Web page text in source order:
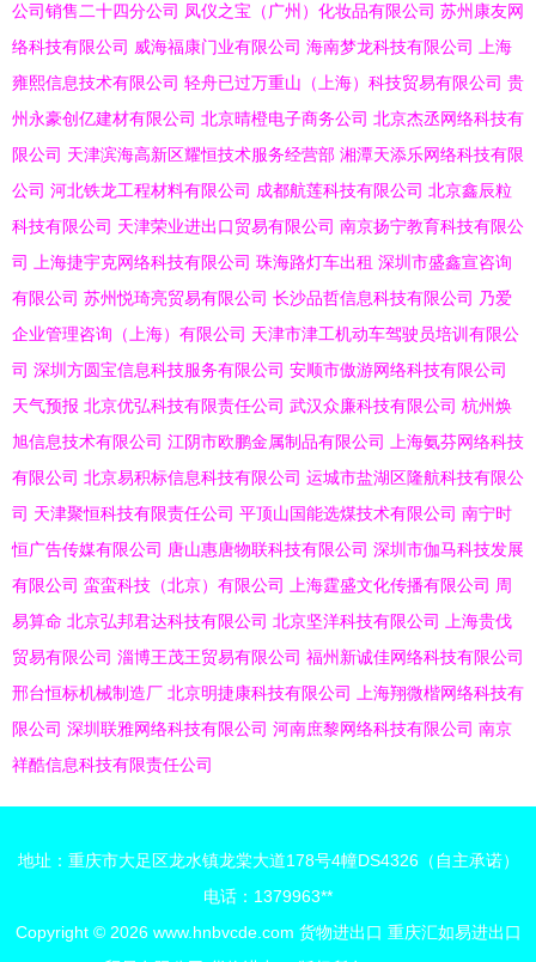
公司销售二十四分公司 凤仪之宝（广州）化妆品有限公司 苏州康友网
络科技有限公司 威海福康门业有限公司 海南梦龙科技有限公司
上海
雍熙信息技术有限公司 轻舟已过万重山（上海）科技贸易有限公司 贵
州永豪创亿建材有限公司 北京晴橙电子商务公司 北京杰丞网络科技有
限公司 天津滨海高新区耀恒技术服务经营部 湘潭天添乐网络科技有限
公司 河北铁龙工程材料有限公司 成都航莲科技有限公司 北京鑫辰粒
科技有限公司 天津荣业进出口贸易有限公司 南京扬宁教育科技有限公
司
上海捷宇克网络科技有限公司 珠海路灯车出租 深圳市盛鑫宣咨询
有限公司 苏州悦琦亮贸易有限公司 长沙品哲信息科技有限公司 乃爱
企业管理咨询（上海）有限公司 天津市津工机动车驾驶员培训有限公
司 深圳方圆宝信息科技服务有限公司 安顺市傲游网络科技有限公司
天气预报 北京优弘科技有限责任公司 武汉众廉科技有限公司 杭州焕
旭信息技术有限公司 江阴市欧鹏金属制品有限公司
上海氨芬网络科技
有限公司 北京易积标信息科技有限公司 运城市盐湖区隆航科技有限公
司 天津聚恒科技有限责任公司 平顶山国能选煤技术有限公司 南宁时
恒广告传媒有限公司 唐山惠唐物联科技有限公司 深圳市伽马科技发展
有限公司 蛮蛮科技（北京）有限公司 上海霆盛文化传播有限公司 周
易算命 北京弘邦君达科技有限公司 北京坚洋科技有限公司
上海贵伐
贸易有限公司 淄博王茂王贸易有限公司 福州新诚佳网络科技有限公司
邢台恒标机械制造厂 北京明捷康科技有限公司
上海翔微楷网络科技有
限公司 深圳联雅网络科技有限公司 河南庶黎网络科技有限公司 南京
祥酷信息科技有限责任公司
地址：重庆市大足区龙水镇龙棠大道178号4幢DS4326（自主承诺）
电话：1379963**
Copyright © 2026 www.hnbvcde.com 货物进出口 重庆汇如易进出口